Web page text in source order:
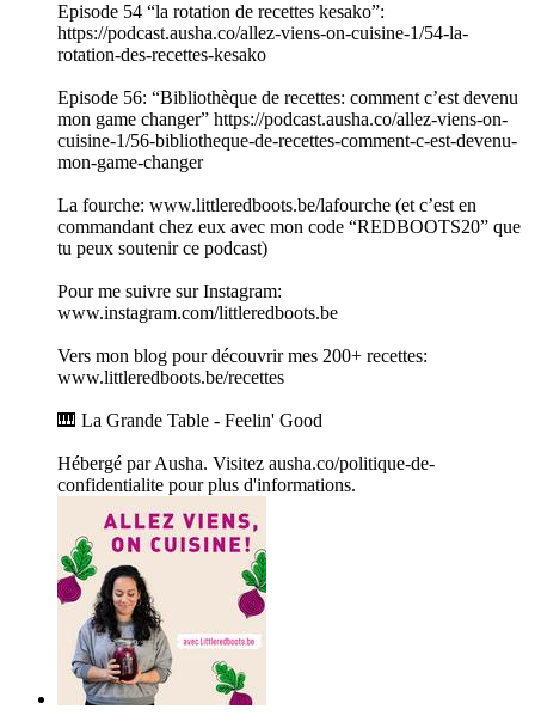
Episode 54 “la rotation de recettes kesako”:
https://podcast.ausha.co/allez-viens-on-cuisine-1/54-la-
rotation-des-recettes-kesako
Episode 56: “Bibliothèque de recettes: comment c’est devenu
mon game changer” https://podcast.ausha.co/allez-viens-on-
cuisine-1/56-bibliotheque-de-recettes-comment-c-est-devenu-
mon-game-changer
La fourche: www.littleredboots.be/lafourche (et c’est en
commandant chez eux avec mon code “REDBOOTS20” que
tu peux soutenir ce podcast)
Pour me suivre sur Instagram:
www.instagram.com/littleredboots.be
Vers mon blog pour découvrir mes 200+ recettes:
www.littleredboots.be/recettes
🎹 La Grande Table - Feelin' Good
Hébergé par Ausha. Visitez ausha.co/politique-de-
confidentialite pour plus d'informations.